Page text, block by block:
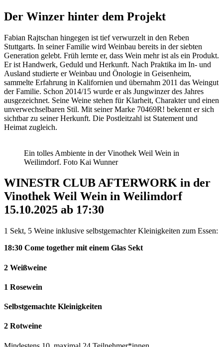
Der Winzer hinter dem Projekt
Fabian Rajtschan hingegen ist tief verwurzelt in den Reben
Stuttgarts. In seiner Familie wird Weinbau bereits in der siebten
Generation gelebt. Früh lernte er, dass Wein mehr ist als ein Produkt.
Er ist Handwerk, Geduld und Herkunft. Nach Praktika im In- und
Ausland studierte er Weinbau und Önologie in Geisenheim,
sammelte Erfahrung in Kalifornien und übernahm 2011 das Weingut
der Familie. Schon 2014/15 wurde er als Jungwinzer des Jahres
ausgezeichnet. Seine Weine stehen für Klarheit, Charakter und einen
unverwechselbaren Stil. Mit seiner Marke 70469R! bekennt er sich
sichtbar zu seiner Herkunft. Die Postleitzahl ist Statement und
Heimat zugleich.
Ein tolles Ambiente in der Vinothek Weil Wein in
Weilimdorf. Foto Kai Wunner
WINESTR CLUB AFTERWORK in der
Vinothek Weil Wein in Weilimdorf
15.10.2025 ab 17:30
1 Sekt, 5 Weine inklusive selbstgemachter Kleinigkeiten zum Essen:
18:30 Come together mit einem Glas Sekt
2 Weißweine
1 Rosewein
Selbstgemachte Kleinigkeiten
2 Rotweine